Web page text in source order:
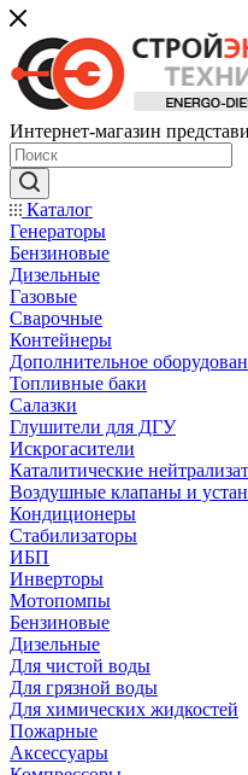
Интернет-магазин
Каталог
Генераторы
Бензиновые
Дизельные
Газовые
Сварочные
Контейнеры
Дополнительное
Топливные баки
Салазки
Глушители для ДГУ
Искрогасители
Каталитические
Воздушные клапаны и
Кондиционеры
Стабилизаторы
ИБП
Инверторы
Мотопомпы
Бензиновые
Дизельные
Для чистой воды
Для грязной воды
Для химических жидкостей
Пожарные
Аксессуары